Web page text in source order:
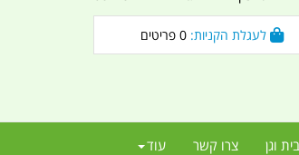
0
בית וגן צרו קשר עוד